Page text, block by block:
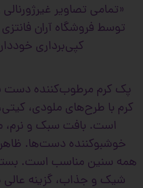
«تمامی تصاویر
توسط فروشگاه آران
کپی‌برداری
کرم با طرح‌های ملودی،
است. بافت سبک و نرم،
خوشبوکننده دست‌ها. ظاهر
همه سنین مناسب است.
شیک و جذاب، گزینه عالی